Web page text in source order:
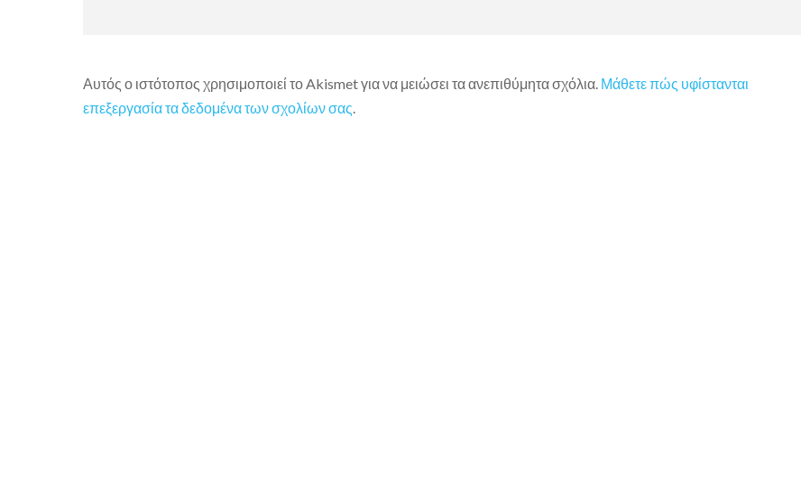
Αυτός ο ιστότοπος χρησιμοποιεί το Akismet για να μειώσει τα ανεπιθύμητα σχόλια. Μάθετε πώς υφίστανται
επεξεργασία τα δεδομένα των σχολίων σας.